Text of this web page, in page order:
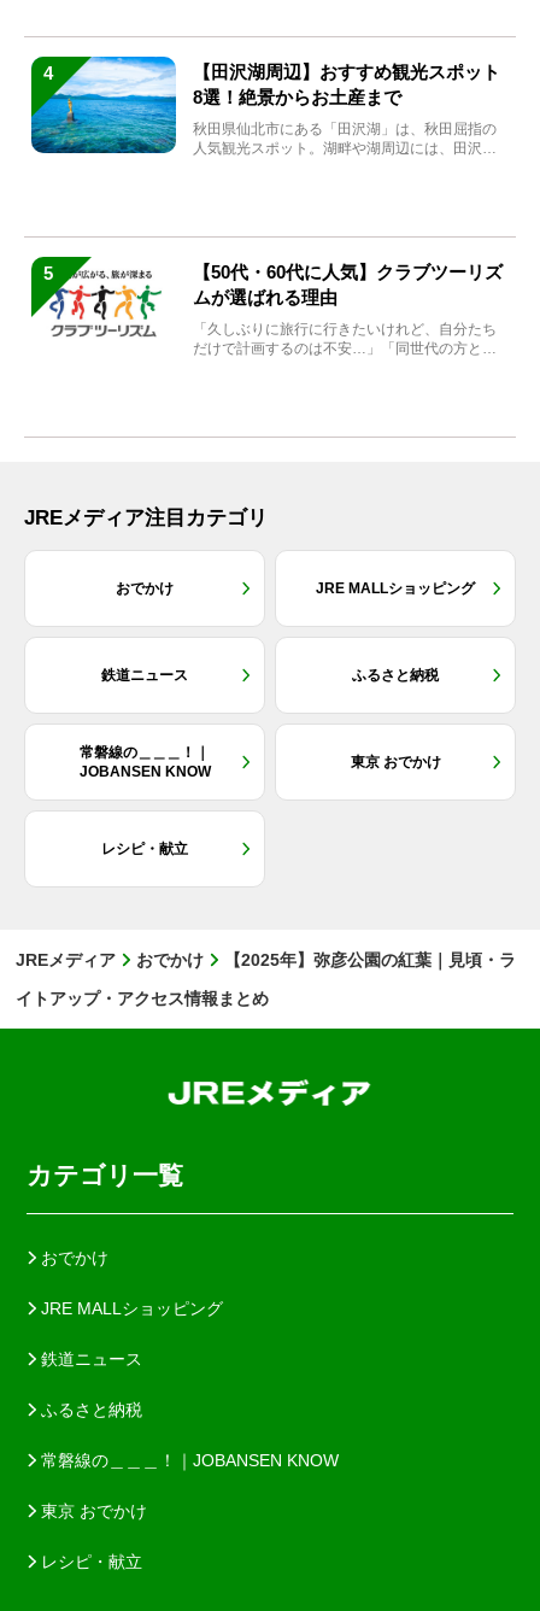
4
【田沢湖周辺】おすすめ観光スポット
8選！絶景からお土産まで
秋田県仙北市にある「田沢湖」は、秋田屈指の
人気観光スポット。湖畔や湖周辺には、田沢湖
5
【50代・60代に人気】クラブツーリズ
ムが選ばれる理由
「久しぶりに旅行に行きたいけれど、自分たち
だけで計画するのは不安…」「同世代の方と気
JREメディア注目カテゴリ
おでかけ JRE MALLショッピング
鉄道ニュース ふるさと納税
常磐線の＿＿＿！｜
JOBANSEN KNOW
東京 おでかけ
レシピ・献立
JREメディア おでかけ
【2025年】弥彦公園の紅葉｜見頃・ラ
イトアップ・アクセス情報まとめ
カテゴリ一覧
おでかけ
JRE MALLショッピング
鉄道ニュース
ふるさと納税
常磐線の＿＿＿！｜JOBANSEN KNOW
東京 おでかけ
レシピ・献立